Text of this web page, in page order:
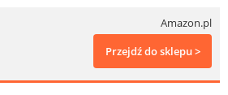
Amazon.pl
Przejdź do sklepu >